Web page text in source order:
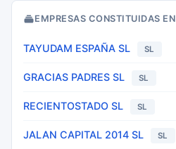
EMPRESAS CONSTITUIDAS
TAYUDAM ESPAÑA SL SL
GRACIAS PADRES SL SL
RECIENTOSTADO SL SL
JALAN CAPITAL 2014 SL SL